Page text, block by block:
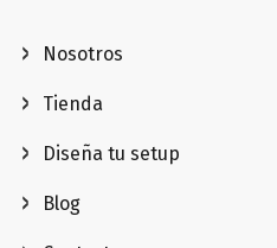
Nosotros
Tienda
Diseña tu setup
Blog